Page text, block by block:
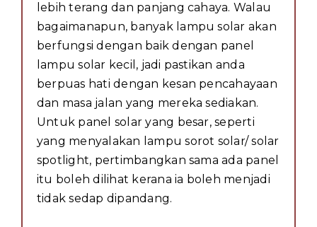
lebih terang dan panjang cahaya. Walau
bagaimanapun, banyak lampu solar akan
berfungsi dengan baik dengan panel
lampu solar kecil, jadi pastikan anda
berpuas hati dengan kesan pencahayaan
dan masa jalan yang mereka sediakan.
Untuk panel solar yang besar, seperti
yang menyalakan lampu sorot solar/ solar
spotlight, pertimbangkan sama ada panel
itu boleh dilihat kerana ia boleh menjadi
tidak sedap dipandang.